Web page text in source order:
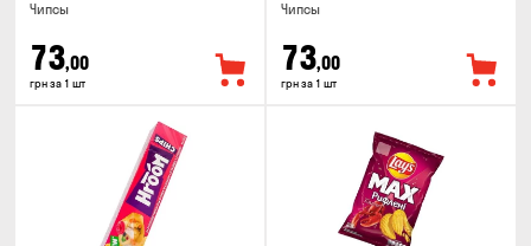
Чипсы
73,00
грн за 1 шт
Чипсы
73,00
грн за 1 шт